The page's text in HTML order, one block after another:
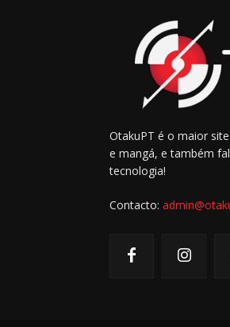
OtakuPT é o maior
e mangá, e também
tecnologia!
Contacto: